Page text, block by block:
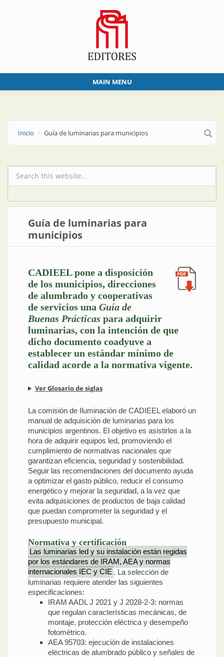
MAIN MENU
Inicio Guía de luminarias para municipios
Formulario de búsqueda
Guía de luminarias para
municipios
CADIEEL pone a disposición
de los municipios, direcciones
de alumbrado y cooperativas
de servicios una Guía de
Buenas Prácticas para adquirir
luminarias, con la intención de que
dicho documento coadyuve a
establecer un estándar mínimo de
calidad acorde a la normativa vigente.
Ver Glosario de siglas
La comisión de Iluminación de CADIEEL elaboró un
manual de adquisición de luminarias para los
municipios argentinos. El objetivo es asistirlos a la
hora de adquirir equipos led, promoviendo el
cumplimiento de normativas nacionales que
garantizan eficiencia, seguridad y sostenibilidad.
Seguir las recomendaciones del documento ayuda
a optimizar el gasto público, reducir el consumo
energético y mejorar la seguridad, a la vez que
evita adquisiciones de productos de baja calidad
que puedan comprometer la seguridad y el
presupuesto municipal.
Normativa y certificación
Las luminarias led y su instalación están regidas
por los estándares de IRAM, AEA y normas
internacionales IEC y CIE . La selección de
luminarias requiere atender las siguientes
especificaciones:
IRAM AADL J 2021 y J 2028-2-3: normas
que regulan características mecánicas, de
montaje, protección eléctrica y desempeño
fotométrico.
AEA 95703: ejecución de instalaciones
eléctricas de alumbrado público y señales de